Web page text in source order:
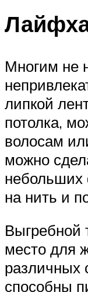
Многим не
липкой
потолка,
волосам
можно
небольших
на нить и
Выгребной
место для
различных
способны